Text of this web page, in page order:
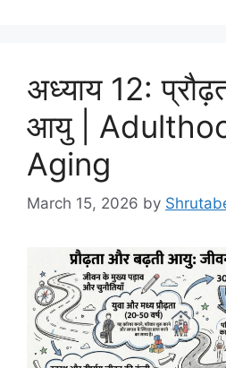
अध्याय 12:
आयु |
Aging
March 15, 2026 by